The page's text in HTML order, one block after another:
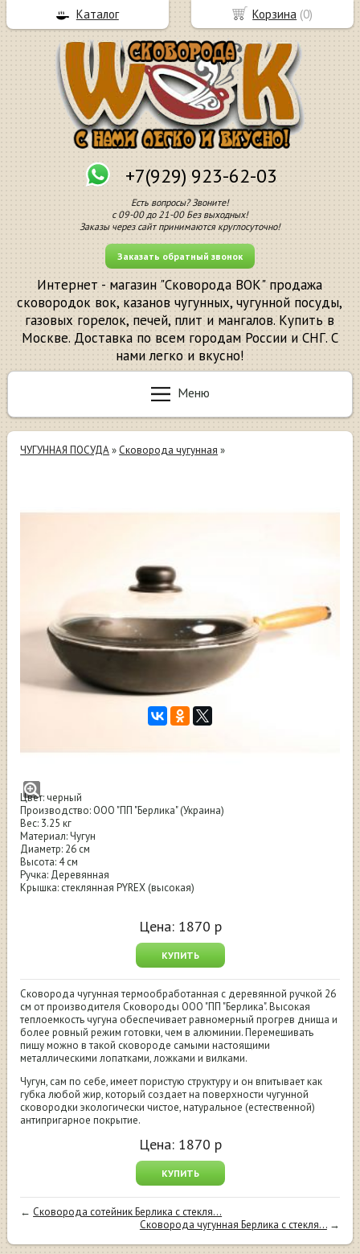
+7(929) 923-62-03
Есть вопросы? Звоните!
с 09-00 до 21-00 Без выходных!
Заказы через сайт принимаются круглосуточно!
Заказать обратный звонок
Интернет - магазин "Сковорода ВОК" продажа
сковородок вок, казанов чугунных, чугунной посуды,
газовых горелок, печей, плит и мангалов. Купить в
Москве. Доставка по всем городам России и СНГ. С
нами легко и вкусно!
Меню
ЧУГУННАЯ ПОСУДА» Сковорода чугунная »
Сковорода чугунная Берлика с стеклянной
Цвет: черный
Производство: ООО "ПП "Берлика" (Украина)
Вес: 3.25 кг
Материал: Чугун
Диаметр: 26 см
Высота: 4 см
Ручка: Деревянная
Крышка: стеклянная PYREX (высокая)
Цена: 1870 р
КУПИТЬ
Сковорода чугунная термообработанная с деревянной ручкой 26
см от производителя Сковороды ООО "ПП "Берлика". Высокая
теплоемкость чугуна обеспечивает равномерный прогрев днища и
более ровный режим готовки, чем в алюминии. Перемешивать
пищу можно в такой сковороде самыми настоящими
металлическими лопатками, ложками и вилками.
Чугун, сам по себе, имеет пористую структуру и он впитывает как
губка любой жир, который создает на поверхности чугунной
сковородки экологически чистое, натуральное (естественной)
антипригарное покрытие.
Цена: 1870 р
КУПИТЬ
← Сковорода сотейник Берлика с стекля...
Сковорода чугунная Берлика с стекля...→
Корзина (0)
Каталог